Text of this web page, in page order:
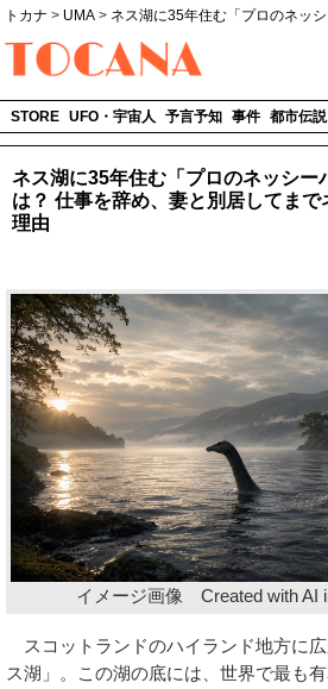
トカナ > UMA > ネス湖に35年住む「プロのネッ
STORE UFO・宇宙人 予言予知 事件 都市伝説
ネス湖に35年住む「プロのネッシー
は？ 仕事を辞め、妻と別居してま
理由
イメージ画像 Created with AI
スコットランドのハイランド地方に
ス湖」。この湖の底には、世界で最も